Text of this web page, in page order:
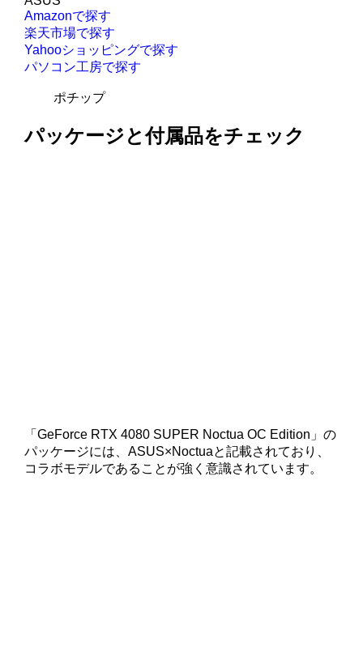
Amazonで探す
楽天市場で探す
Yahooショッピングで探す
パソコン工房で探す
ポチップ
パッケージと付属品をチェック
「GeForce RTX 4080 SUPER Noctua OC Edition」の
パッケージには、ASUS×Noctuaと記載されており、
コラボモデルであることが強く意識されています。